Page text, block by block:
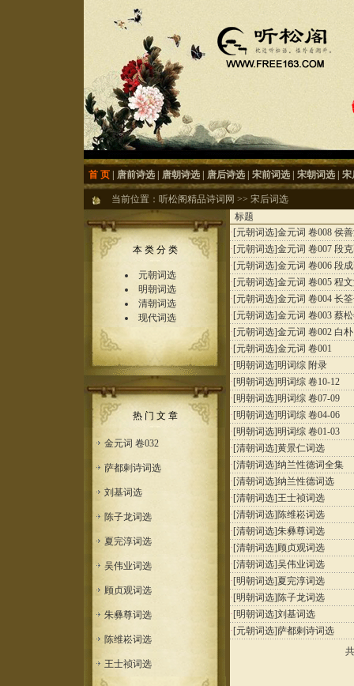
首 页 唐前诗选 唐朝诗选 唐后诗选 宋前词选 宋朝词选 宋
当前位置： 听松阁精品诗词网 >> 宋后词选
本 类 分 类
元朝词选
明朝词选
清朝词选
现代词选
热 门 文 章
金元词 卷032
萨都剌诗词选
刘基词选
陈子龙词选
夏完淳词选
吴伟业词选
顾贞观词选
朱彝尊词选
陈维崧词选
王士祯词选
标题
·[元朝词选]金元词 卷008 侯
·[元朝词选]金元词 卷007 段
·[元朝词选]金元词 卷006 段
·[元朝词选]金元词 卷005 程
·[元朝词选]金元词 卷004 长
·[元朝词选]金元词 卷003 蔡
·[元朝词选]金元词 卷002 白朴
·[元朝词选]金元词 卷001
·[明朝词选]明词综 附录
·[明朝词选]明词综 卷10-12
·[明朝词选]明词综 卷07-09
·[明朝词选]明词综 卷04-06
·[明朝词选]明词综 卷01-03
·[清朝词选]黄景仁词选
·[清朝词选]纳兰性德词全集
·[清朝词选]纳兰性德词选
·[清朝词选]王士祯词选
·[清朝词选]陈维崧词选
·[清朝词选]朱彝尊词选
·[清朝词选]顾贞观词选
·[清朝词选]吴伟业词选
·[明朝词选]夏完淳词选
·[明朝词选]陈子龙词选
·[明朝词选]刘基词选
·[元朝词选]萨都剌诗词选